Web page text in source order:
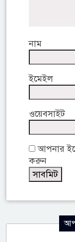
নাম
ইমেইল
ওয়েবসাইট
আপনার
করুন